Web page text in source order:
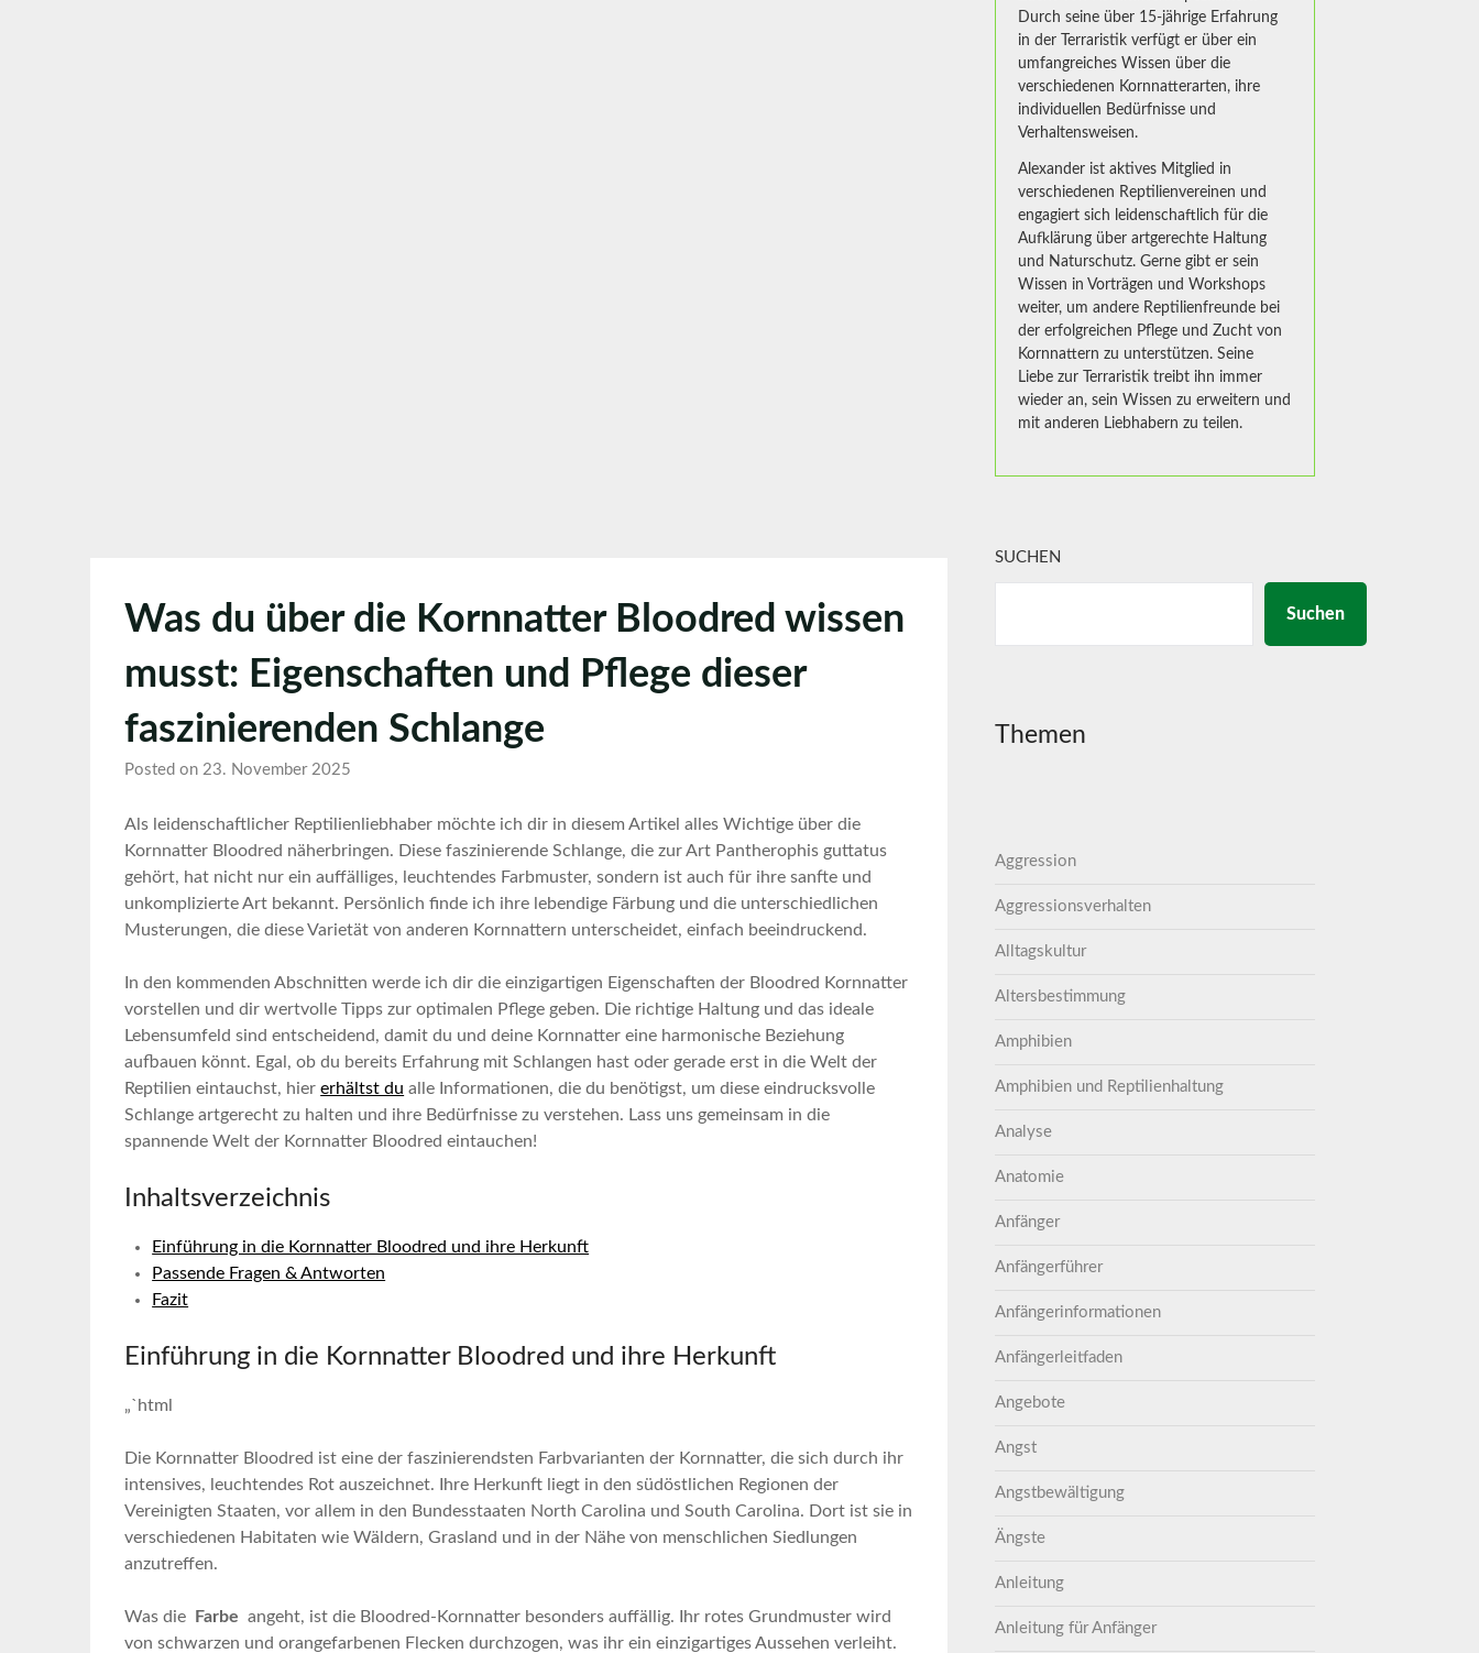
Was du über die Kornnatter Bloodred wissen
musst: Eigenschaften und Pflege dieser
faszinierenden Schlange
Posted on 23. November 2025
Als leidenschaftlicher Reptilienliebhaber möchte ich dir⁣ in diesem Artikel alles ⁢Wichtige ‌über die‌
Kornnatter Bloodred näherbringen.‌ Diese faszinierende ‍Schlange, ​die‍ zur Art Pantherophis guttatus
gehört,⁤ hat nicht nur ein ⁤auffälliges,​ leuchtendes Farbmuster, sondern ist auch ‍für ihre sanfte​ und
unkomplizierte Art bekannt.⁣ Persönlich finde ich ihre lebendige ⁤Färbung und​ die unterschiedlichen
Musterungen, ⁢die diese Varietät von⁤ anderen Kornnattern unterscheidet,​ einfach⁣ beeindruckend.
In ‍den ​kommenden Abschnitten werde‍ ich dir ‍die einzigartigen Eigenschaften der Bloodred Kornnatter
vorstellen und dir wertvolle⁤ Tipps zur optimalen Pflege geben. Die ​richtige Haltung ‌und das ideale⁣
Lebensumfeld sind​ entscheidend, damit du und deine ‌Kornnatter eine harmonische Beziehung
aufbauen könnt. Egal, ob du bereits Erfahrung​ mit ⁢Schlangen ⁣hast oder ⁤gerade erst in die Welt der​
Reptilien‌ eintauchst, hiererhältst⁤ du alle Informationen, die du benötigst, um⁣ diese eindrucksvolle
Schlange ⁤artgerecht zu halten und⁤ ihre⁢ Bedürfnisse zu verstehen. Lass uns gemeinsam in die
spannende⁣ Welt ⁢der Kornnatter ​Bloodred eintauchen!
Inhaltsverzeichnis
Einführung‍ in ⁤die Kornnatter ⁢Bloodred und ihre Herkunft
Passende Fragen & Antworten
Fazit
Einführung​ in⁤ die Kornnatter Bloodred und ihre Herkunft
„`html
Die ​Kornnatter ​Bloodred‌ ist eine der‍ faszinierendsten Farbvarianten der ​Kornnatter, die⁣ sich durch ihr
⁣intensives, leuchtendes Rot ​auszeichnet. ‍Ihre Herkunft liegt ⁢in den südöstlichen‌ Regionen der
‌Vereinigten Staaten, vor⁤ allem in den Bundesstaaten ​North⁤ Carolina und​ South⁣ Carolina. Dort ist sie in
verschiedenen Habitaten wie Wäldern, Grasland ‍und in der ​Nähe von menschlichen Siedlungen
anzutreffen.
Was die ​ Farbe ⁤ angeht,⁢ ist die⁣ Bloodred-Kornnatter ​besonders auffällig. Ihr rotes Grundmuster wird
von‌ schwarzen und orangefarbenen Flecken durchzogen, was ihr ein einzigartiges Aussehen verleiht.
Durch seine über 15-jährige Erfahrung
in der Terraristik verfügt er über ein
umfangreiches Wissen über die
verschiedenen Kornnatterarten, ihre
individuellen Bedürfnisse und
Verhaltensweisen.
Alexander ist aktives Mitglied in
verschiedenen Reptilienvereinen und
engagiert sich leidenschaftlich für die
Aufklärung über artgerechte Haltung
und Naturschutz. Gerne gibt er sein
Wissen in Vorträgen und Workshops
weiter, um andere Reptilienfreunde bei
der erfolgreichen Pflege und Zucht von
Kornnattern zu unterstützen. Seine
Liebe zur Terraristik treibt ihn immer
wieder an, sein Wissen zu erweitern und
mit anderen Liebhabern zu teilen.
SUCHEN
Suchen
Themen
Aggression
Aggressionsverhalten
Alltagskultur
Altersbestimmung
Amphibien
Amphibien und Reptilienhaltung
Analyse
Anatomie
Anfänger
Anfängerführer
Anfängerinformationen
Anfängerleitfaden
Angebote
Angst
Angstbewältigung
Ängste
Anleitung
Anleitung für Anfänger